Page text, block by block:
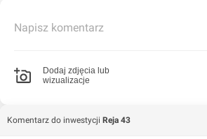
Napisz komentarz
Dodaj zdjęcia lub
wizualizacje
Komentarz do inwestycji Reja 43